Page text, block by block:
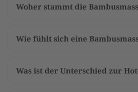
Woher stammt die
Wie fühlt sich eine
Was ist der Unterschied zur